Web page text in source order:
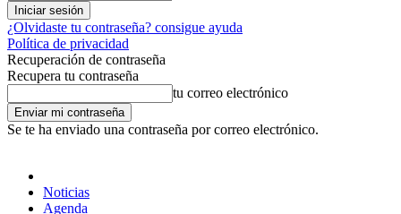
¿Olvidaste tu contraseña? consigue ayuda
Política de privacidad
Recuperación de contraseña
Recupera tu contraseña
tu correo electrónico
Se te ha enviado una contraseña por correo electrónico.
Noticias
Agenda